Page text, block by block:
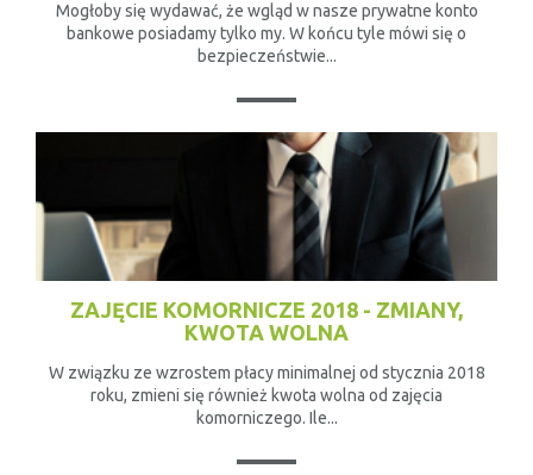
Mogłoby się wydawać, że wgląd w nasze prywatne konto
bankowe posiadamy tylko my. W końcu tyle mówi się o
bezpieczeństwie...
ZAJĘCIE KOMORNICZE 2018 - ZMIANY,
KWOTA WOLNA
W związku ze wzrostem płacy minimalnej od stycznia 2018
roku, zmieni się również kwota wolna od zajęcia
komorniczego. Ile...